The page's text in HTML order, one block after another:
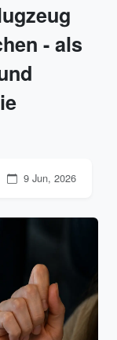
- als
9 Jun, 2026